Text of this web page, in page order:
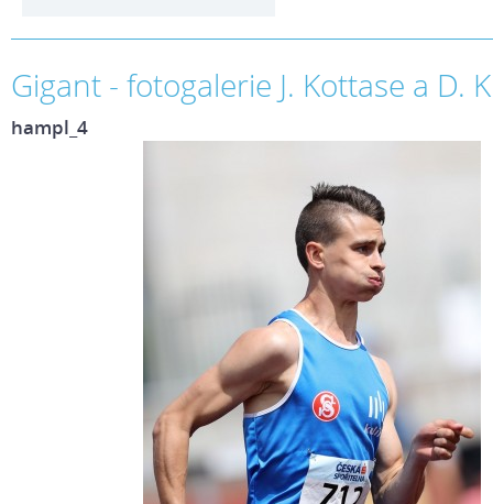
Gigant - fotogalerie J. Kottase a D.
hampl_4